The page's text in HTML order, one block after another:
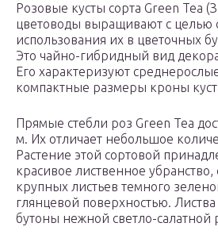
Розовые кусты сорта Green Tea
цветоводы выращивают с целью
использования их в цветочных
Это чайно-гибридный вид
Его характеризуют
компактные размеры кроны
Прямые стебли роз Green Tea
м. Их отличает небольшое
Растение этой сортовой
красивое лиственное убранство,
крупных листьев темного
глянцевой поверхностью.
бутоны нежной светло-салатной